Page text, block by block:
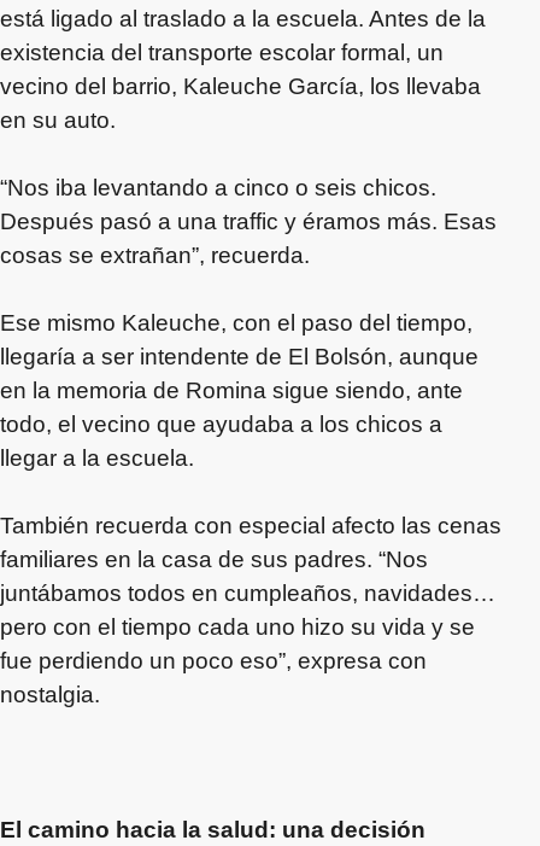
está ligado al traslado a la escuela. Antes de la
existencia del transporte escolar formal, un
vecino del barrio, Kaleuche García, los llevaba
en su auto.
“Nos iba levantando a cinco o seis chicos.
Después pasó a una traffic y éramos más. Esas
cosas se extrañan”, recuerda.
Ese mismo Kaleuche, con el paso del tiempo,
llegaría a ser intendente de El Bolsón, aunque
en la memoria de Romina sigue siendo, ante
todo, el vecino que ayudaba a los chicos a
llegar a la escuela.
También recuerda con especial afecto las cenas
familiares en la casa de sus padres. “Nos
juntábamos todos en cumpleaños, navidades…
pero con el tiempo cada uno hizo su vida y se
fue perdiendo un poco eso”, expresa con
nostalgia.
El camino hacia la salud: una decisión